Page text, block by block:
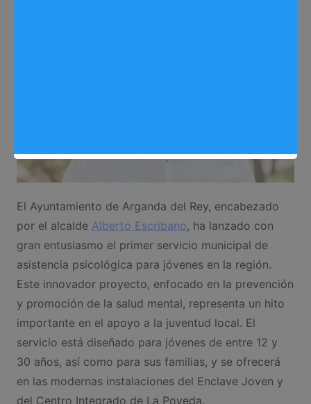
El Ayuntamiento de Arganda del Rey, encabezado
por el alcalde Alberto Escribano, ha lanzado con
gran entusiasmo el primer servicio municipal de
asistencia psicológica para jóvenes en la región.
Este innovador proyecto, enfocado en la prevención
y promoción de la salud mental, representa un hito
importante en el apoyo a la juventud local. El
servicio está diseñado para jóvenes de entre 12 y
30 años, así como para sus familias, y se ofrecerá
en las modernas instalaciones del Enclave Joven y
del Centro Integrado de La Poveda.